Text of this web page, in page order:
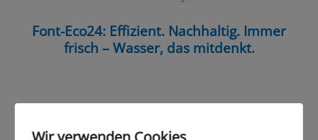
Font-Eco24: Effizient. Nachhaltig. Immer
frisch – Wasser, das mitdenkt.